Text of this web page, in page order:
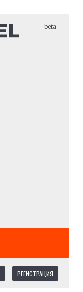
beta
РЕГИСТРАЦИЯ